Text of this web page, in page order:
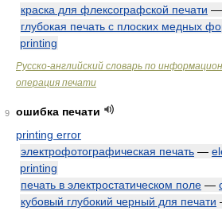
краска для флексографской печати —
глубокая печать с плоских медных
printing
Русско-английский словарь по
операция печати
9
ошибка печати
printing error
электрофотографическая печать —
printing
печать в электростатическом поле —
кубовый глубокий черный для печати